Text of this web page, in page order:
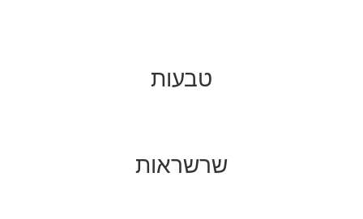
טבעות
שרשראות